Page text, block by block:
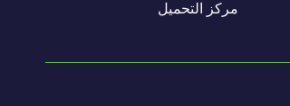
مركز التحميل